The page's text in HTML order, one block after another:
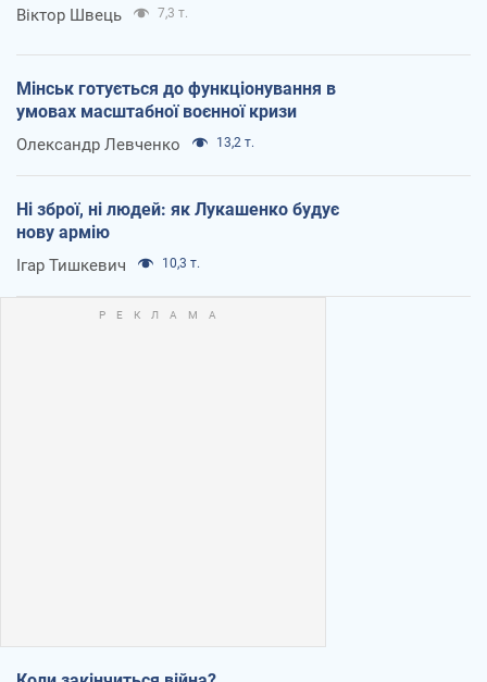
Віктор Швець 7,3 т.
Мінськ готується до функціонування в
умовах масштабної воєнної кризи
Олександр Левченко 13,2 т.
Ні зброї, ні людей: як Лукашенко будує
нову армію
Ігар Тишкевич 10,3 т.